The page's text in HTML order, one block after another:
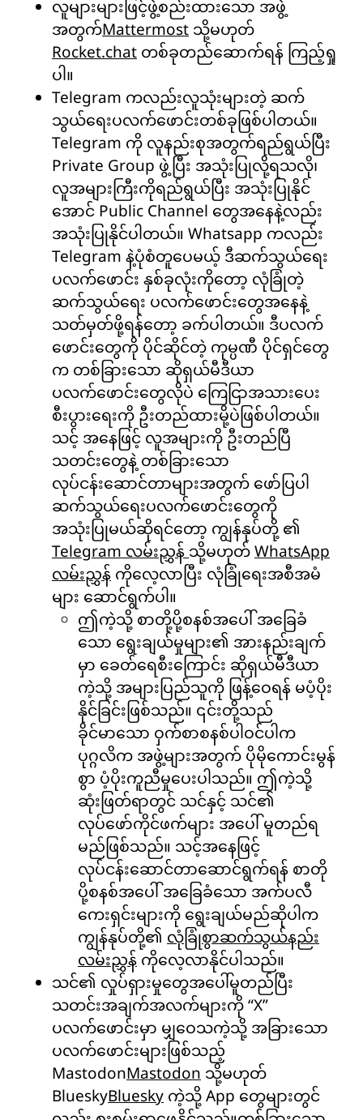
လူများများဖြင့်ဖွဲ့စည်းထားသော အဖွဲ့
အတွက်Mattermost သို့မဟုတ်
Rocket.chat တစ်ခုတည်ဆောက်ရန် ကြည့်ရှု
ပါ။
Telegram ကလည်းလူသုံးများတဲ့ ဆက်
သွယ်ရေးပလက်ဖောင်းတစ်ခုဖြစ်ပါတယ်။
Telegram ကို လူနည်းစုအတွက်ရည်ရွယ်ပြီး
Private Group ဖွဲ့ပြီး အသုံးပြုလို့ရသလို၊
လူအများကြီးကိုရည်ရွယ်ပြီး အသုံးပြုနိုင်
အောင် Public Channel တွေအနေနဲ့လည်း
အသုံးပြုနိုင်ပါတယ်။ Whatsapp ကလည်း
Telegram နဲ့ပုံစံတူပေမယ့် ဒီဆက်သွယ်ရေး
ပလက်ဖောင်း နှစ်ခုလုံးကိုတော့ လုံခြုံတဲ့
ဆက်သွယ်ရေး ပလက်ဖောင်းတွေအနေနဲ့
သတ်မှတ်ဖို့ရန်တော့ ခက်ပါတယ်။ ဒီပလက်
ဖောင်းတွေကို ပိုင်ဆိုင်တဲ့ ကုမ္ပဏီ ပိုင်ရှင်တွေ
က တစ်ခြားသော ဆိုရှယ်မီဒီယာ
ပလက်ဖောင်းတွေလိုပဲ ကြေငြာအသားပေး
စီးပွားရေးကို ဦးတည်ထားမို့ပဲဖြစ်ပါတယ်။
သင့် အနေဖြင့် လူအများကို ဦးတည်ပြီ
သတင်းတွေနဲ့ တစ်ခြားသော
လုပ်ငန်းဆောင်တာများအတွက် ဖော်ပြပါ
ဆက်သွယ်ရေးပလက်ဖောင်းတွေကို
အသုံးပြုမယ်ဆိုရင်တော့ ကျွန်နုပ်တို့ ၏
Telegram လမ်းညွှန် သို့မဟုတ်WhatsApp
လမ်းညွှန် ကိုလေ့လာပြီး လုံခြုံရေးအစီအမံ
များ ဆောင်ရွက်ပါ။
ဤကဲ့သို့ စာတို့ပို့စနစ်အပေါ် အခြေခံ
သော ရွေးချယ်မှုများ၏ အားနည်းချက်
မှာ ခေတ်ရေစီးကြောင်း ဆိုရှယ်မီဒီယာ
ကဲ့သို့ အများပြည်သူကို ဖြန့်ဝေရန် မပံ့ပိုး
နိုင်ခြင်းဖြစ်သည်။ ၎င်းတို့သည်
ခိုင်မာသော ဝှက်စာစနစ်ပါဝင်ပါက
ပုဂ္ဂလိက အဖွဲ့များအတွက် ပိုမိုကောင်းမွန်
စွာ ပံ့ပိုးကူညီမှုပေးပါသည်။ ဤကဲ့သို့
ဆုံးဖြတ်ရာတွင် သင်နှင့် သင်၏
လုပ်ဖော်ကိုင်ဖက်များ အပေါ် မူတည်ရ
မည်ဖြစ်သည်။ သင့်အနေဖြင့်
လုပ်ငန်းဆောင်တာဆောင်ရွက်ရန် စာတို
ပို့စနစ်အပေါ် အခြေခံသော အက်ပလီ
ကေးရှင်းများကို ရွေးချယ်မည်ဆိုပါက
ကျွန်နုပ်တို့၏ လုံခြုံစွာဆက်သွယ်နည်း
လမ်းညွှန် ကိုလေ့လာနိုင်ပါသည်။
သင်၏ လှုပ်ရှားမှုတွေအပေါ်မူတည်ပြီး
သတင်းအချက်အလက်များကို “X”
ပလက်ဖောင်းမှာ မျှဝေသကဲ့သို့ အခြားသော
ပလက်ဖောင်းများဖြစ်သည့်
MastodonMastodon သို့မဟုတ်
BlueskyBluesky ကဲ့သို့ App တွေများတွင်